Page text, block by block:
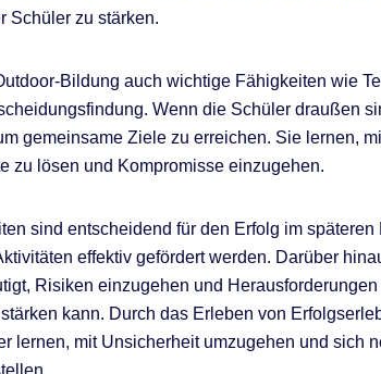
Schüler zu stärken.
Bildung auch wichtige Fähigkeiten wie
Wenn die Schüler draußen
gemeinsame Ziele zu erreichen. Sie lernen,
zu lösen und Kompromisse einzugehen.
sind entscheidend für den Erfolg im späteren
effektiv gefördert werden. Darüber
Risiken einzugehen und
kann. Durch das Erleben von
lernen, mit Unsicherheit umzugehen und sich